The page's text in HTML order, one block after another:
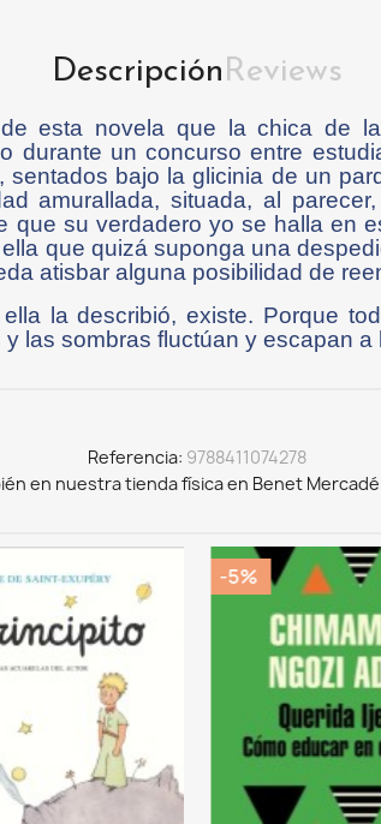
DescripciónReviews
esta novela que la chica de
durante un concurso entre
bajo la glicinia de un
amurallada, situada, al
su verdadero yo se halla en
que quizá suponga una
atisbar alguna posibilidad de
la describió, existe. Porque
las sombras fluctúan y escapan
Referencia 9788411074278
en nuestra tienda física en Benet
-5%